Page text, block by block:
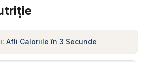
Afli Caloriile în 3 Secunde